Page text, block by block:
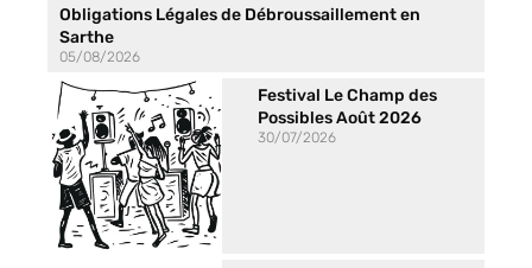
Obligations Légales de Débroussaillement en
Sarthe
05/08/2026
Festival Le Champ des
Possibles Août 2026
30/07/2026